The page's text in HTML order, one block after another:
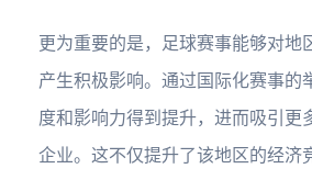
更为重要的是，足球赛事能够对地
产生积极影响。通过国际化赛事的
度和影响力得到提升，进而吸引更
企业。这不仅提升了该地区的经济